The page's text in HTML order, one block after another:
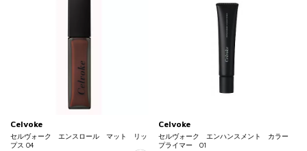
Celvoke
セルヴォーク エンスロール マット リッ
プス 04
Celvoke
セルヴォーク エンハンスメント カラー
プライマー 01